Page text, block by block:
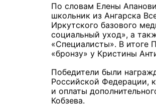
По словам Елены
школьник из Ангарска
Иркутского базового
социальный уход», а
«Специалисты». В итоге
«бронзу» у Кристины
Победители были
Российской Федерации,
и оплаты
Кобзева.